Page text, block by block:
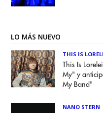
LO MÁS NUEVO
THIS IS
This Is
My" y
My Band"
NANO STERN